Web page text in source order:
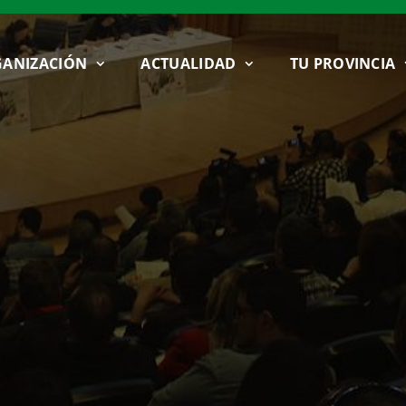
ACTUALIDAD TU PROVINCIA